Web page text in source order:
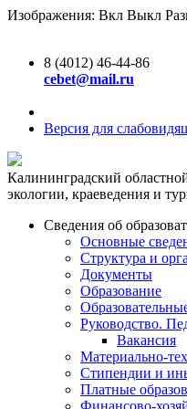
Изображения: Вкл Выкл
8 (4012) 46-44-86
cebet@mail.ru
Версия для
Калининградский
экологии, краеведения и
Сведения об
Основные
Структура и
Документы
Образование
Руководство.
Вакансия
Материально-
Стипендии и
Платные
Финансово-